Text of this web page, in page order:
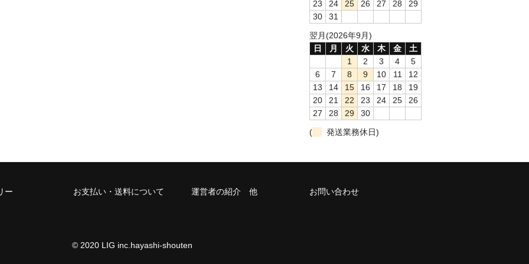
23
24 25 26 27 28
29
30
31
翌月(2026年9月)
日
月 火 水 木 金
土
1
2 3 4
5
6
7 8 9 10 11
12
13
14 15 16 17 18
19
20
21 22 23 24 25
26
27
28 29
30
(
発送業務休日)
ー お支払い・送料について 運営者の紹介 他 お問い合わせ
© 2020 LIG inc.hayashi-shouten